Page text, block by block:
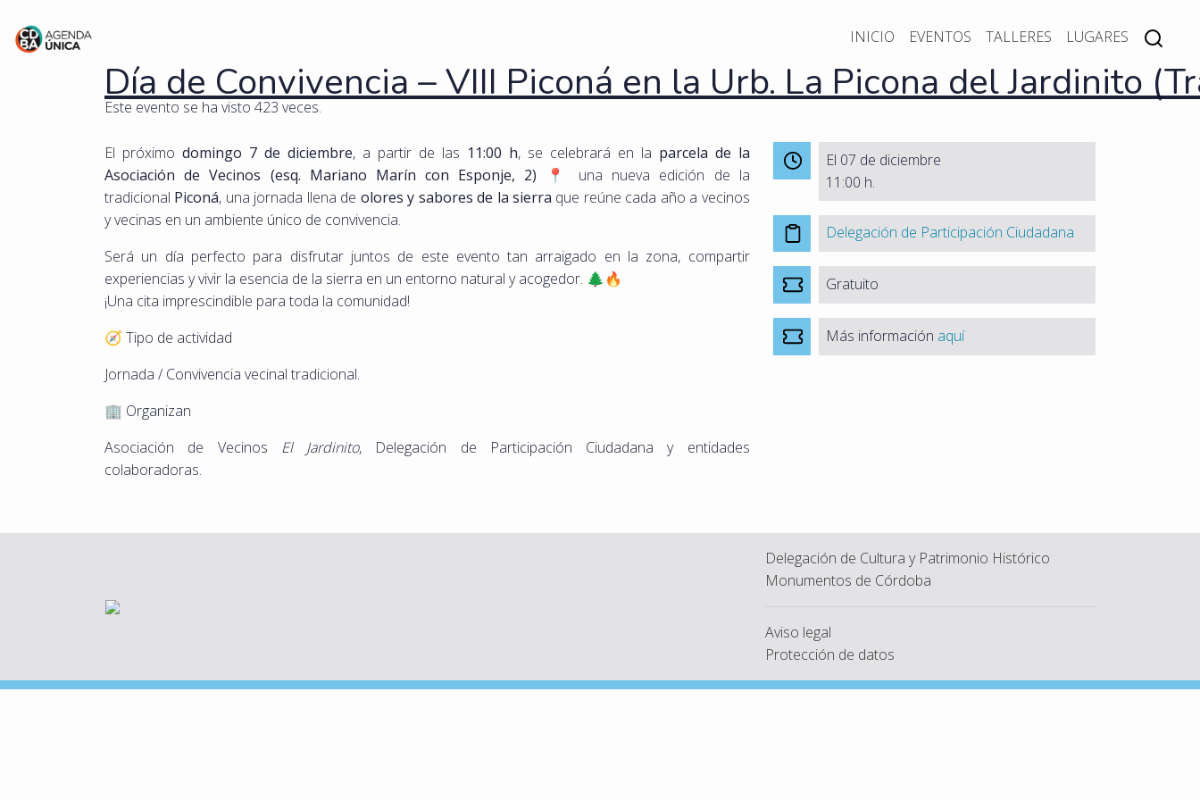
INICIO EVENTOS TALLERES LUGARES
Día de Convivencia – VIII Piconá en la Urb. La Picona del Jardinito
Este evento se ha visto 423 veces.
El próximo domingo 7 de diciembre, a partir de las 11:00 h, se celebrará en la parcela de la
Asociación de Vecinos (esq. Mariano Marín con Esponje, 2) 📍 una nueva edición de la
tradicional Piconá, una jornada llena de olores y sabores de la sierra que reúne cada año a vecinos
y vecinas en un ambiente único de convivencia.
Será un día perfecto para disfrutar juntos de este evento tan arraigado en la zona, compartir
experiencias y vivir la esencia de la sierra en un entorno natural y acogedor. 🌲🔥
¡Una cita imprescindible para toda la comunidad!
🧭 Tipo de actividad
Jornada / Convivencia vecinal tradicional.
🏢 Organizan
Asociación de Vecinos El Jardinito, Delegación de Participación Ciudadana y entidades
colaboradoras.
El 07 de diciembre
11:00 h.
Delegación de Participación Ciudadana
Gratuito
Más información aquí
Delegación de Cultura y Patrimonio Histórico
Monumentos de Córdoba
Aviso legal
Protección de datos